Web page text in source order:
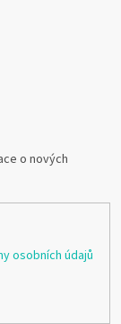
o nových
osobních údajů